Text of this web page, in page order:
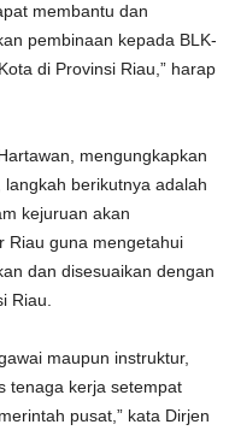
membantu dan
pembinaan kepada BLK-
di Provinsi Riau,” harap
mengungkapkan
berikutnya adalah
kejuruan akan
Riau guna mengetahui
dan disesuaikan dengan
Riau.
maupun instruktur,
tenaga kerja setempat
pusat,” kata Dirjen